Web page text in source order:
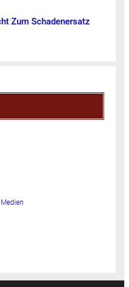
Zum Schadenersatz